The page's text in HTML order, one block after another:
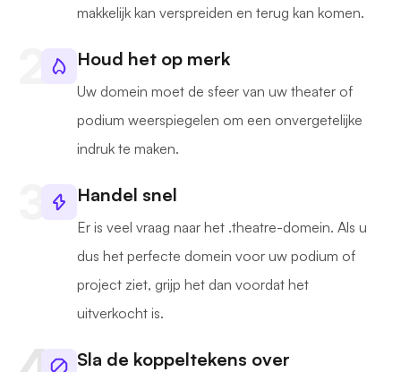
makkelijk kan verspreiden en terug kan komen.
Houd het op merk
Uw domein moet de sfeer van uw theater of
podium weerspiegelen om een onvergetelijke
indruk te maken.
Handel snel
Er is veel vraag naar het .theatre-domein. Als u
dus het perfecte domein voor uw podium of
project ziet, grijp het dan voordat het
uitverkocht is.
Sla de koppeltekens over